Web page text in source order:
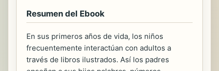
Resumen del Ebook
En sus primeros años de vida, los niños
frecuentemente interactúan con adultos a
través de libros ilustrados. Así los padres